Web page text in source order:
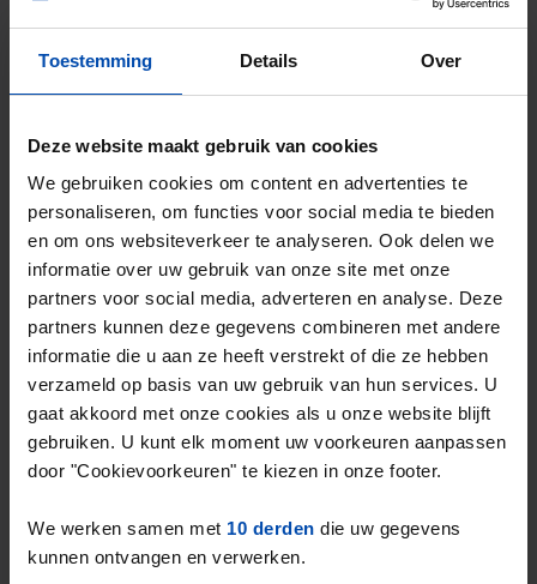
Toestemming Details Over
Deze website maakt gebruik van cookies
We gebruiken cookies om content en advertenties te
personaliseren, om functies voor social media te bieden
en om ons websiteverkeer te analyseren. Ook delen we
informatie over uw gebruik van onze site met onze
partners voor social media, adverteren en analyse. Deze
partners kunnen deze gegevens combineren met andere
informatie die u aan ze heeft verstrekt of die ze hebben
verzameld op basis van uw gebruik van hun services. U
gaat akkoord met onze cookies als u onze website blijft
gebruiken. U kunt elk moment uw voorkeuren aanpassen
door "Cookievoorkeuren" te kiezen in onze footer.
We werken samen met 10 derden die uw gegevens
kunnen ontvangen en verwerken.
Houten
€ 1.211
133m²
5 kamers
⚡️ Deze woning is waarschijnlijk al weg
Reageer binnen 15 minuten om kans te maken. Met
Rent.nl ben je altijd als eerste!
Mis de volgende niet →